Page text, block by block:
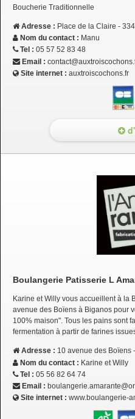
Boucherie Traditionnelle
Adresse : Place de la Claire -
Nom du contact : Manu
Tel : 05 57 52 83 48
Email :
Site internet : auxtroiscochons.fr
Boulangerie Patisserie L
Karine et Willy vous accueillent à la
avenue des Boïens à Biganos pour
100% maison". Tous les pains sont
fermentation à partir de farines
Adresse : 10 avenue des Boïens
Nom du contact : Karine et Willy
Tel : 05 56 82 64 74
Email :
Site internet : www.boulangerie-